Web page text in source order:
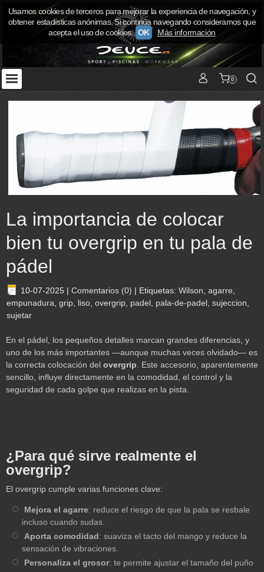
0
La importancia de colocar
bien tu overgrip en tu pala de
pádel
10-07-2025 | Comentarios (0) | Etiquetas: Wilson agarre
empunadura grip liso overgrip padel pala-de-padel sujeccion
sujetar
En el pádel, los pequeños detalles marcan grandes diferencias, y
uno de los más importantes —aunque muchas veces olvidado— es
la correcta colocación del overgrip . Este accesorio, aparentemente
sencillo, influye directamente en la comodidad, el control y la
seguridad de cada golpe que realizas en la pista.
¿Para qué sirve realmente el
overgrip?
El overgrip cumple varias funciones clave:
Mejora el agarre: reduce el riesgo de que la pala se resbale
incluso cuando sudas.
Aporta comodidad: suaviza el tacto del mango y reduce la
sensación de vibraciones.
Personaliza el grosor: te permite ajustar el tamaño del puño
Usamos cookies de terceros para mejorar la experiencia de navegación, y
obtener estadísticas anónimas. Si continúa navegando consideramos que
acepta el uso de cookies. OK Más información